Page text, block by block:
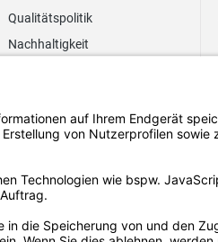
Qualitätspolitik
Nachhaltigkeit